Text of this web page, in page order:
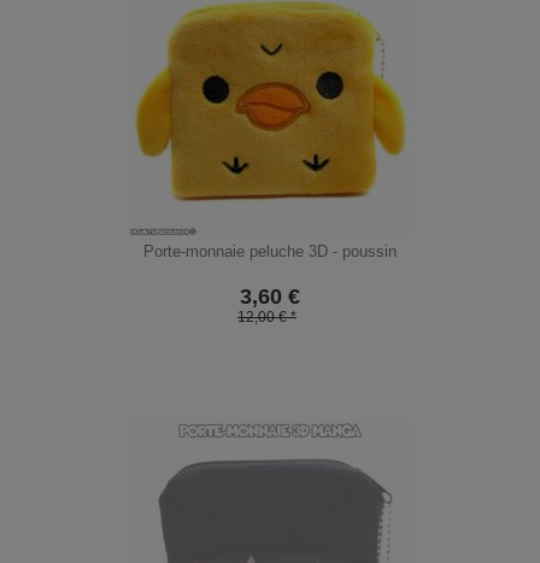
Porte-monnaie peluche 3D - poussin
3,60 €
12,00 € *